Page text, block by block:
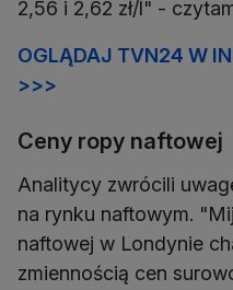
2,56 i 2,62 zł/l" -
OGLĄDAJ TVN24 W
>>>
Ceny ropy naftowej
Analitycy zwrócili
na rynku naftowym.
naftowej w Londynie
zmiennością cen